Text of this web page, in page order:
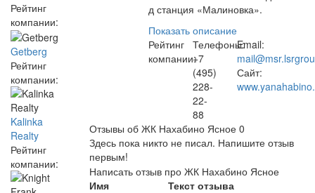
Рейтинг
компании:
Getberg
Рейтинг
компании:
Kalinka
Realty
Рейтинг
компании:
д станция «Малиновка».
Показать описание
Рейтинг
компании:
Телефоны:
+7
(495)
228-
22-
88
Email:
Сайт:
Отзывы об ЖК Нахабино Ясное 0
Здесь пока никто не писал. Напишите отзыв
первым!
Написать отзыв про ЖК Нахабино Ясное
Имя
Текст отзыва